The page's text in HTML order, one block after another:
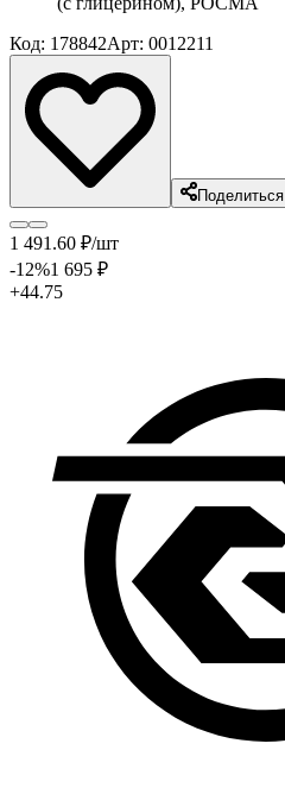
Код: 178842Арт: 0012211
Поделиться
1 491 .60 ₽/шт
-12%1 695 ₽
+44.75